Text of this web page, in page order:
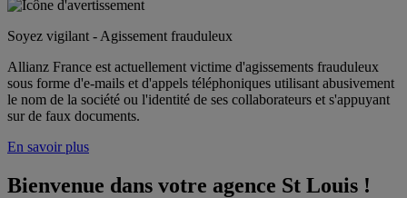
Soyez vigilant - Agissement frauduleux
Allianz France est actuellement victime d'agissements frauduleux
sous forme d'e-mails et d'appels téléphoniques utilisant abusivement
le nom de la société ou l'identité de ses collaborateurs et s'appuyant
sur de faux documents.
En savoir plus
Bienvenue dans votre agence St Louis !